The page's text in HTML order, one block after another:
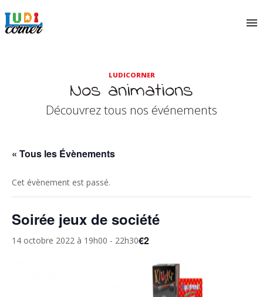
LUDICORNER
Nos animations
Découvrez tous nos événements
« Tous les Évènements
Cet évènement est passé.
Soirée jeux de société
14 octobre 2022 à 19h00 - 22h30€2